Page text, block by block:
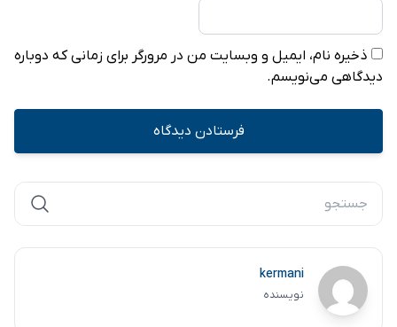
ذخیره نام، ایمیل و وبسایت من در مرورگر برای زمانی که دوباره
دیدگاهی می‌نویسم.
kermani
نویسنده